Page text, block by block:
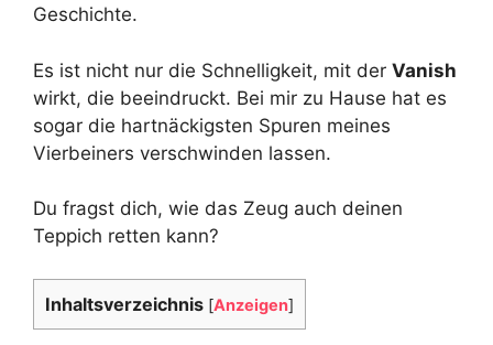
Geschichte.
Es ist nicht nur die Schnelligkeit, mit der Vanish
wirkt, die beeindruckt. Bei mir zu Hause hat es
sogar die hartnäckigsten Spuren meines
Vierbeiners verschwinden lassen.
Du fragst dich, wie das Zeug auch deinen
Teppich retten kann?
Inhaltsverzeichnis [Anzeigen]